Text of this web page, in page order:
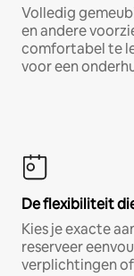
Volledig
en andere
comfortabel te
voor een
De flexibiliteit
Kies je exacte
reserveer
verplichtingen